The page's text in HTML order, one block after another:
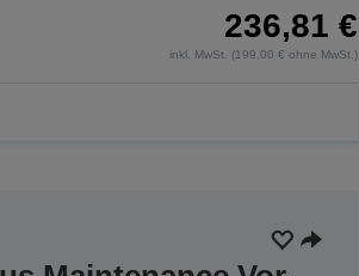
236,81 €
inkl. MwSt. (199,00 € ohne MwSt.)